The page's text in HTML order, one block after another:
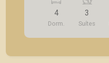
Escritório; - Varanda com Jacuzzi; - Face sombra
ampliada; - Jardim
fechamento blindex; -
4
Dorm.
3
Suítes